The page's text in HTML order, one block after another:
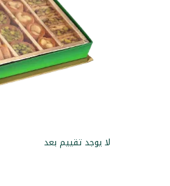
لا يوجد تقييم بعد